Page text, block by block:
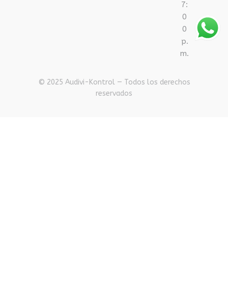
7:
0
0
p.
m.
© 2025 Audivi-Kontrol — Todos los derechos
reservados